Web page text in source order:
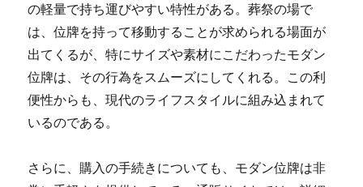
の軽量で持ち運びやすい特性がある。葬祭の場で
は、位牌を持って移動することが求められる場面が
出てくるが、特にサイズや素材にこだわったモダン
位牌は、その行為をスムーズにしてくれる。この利
便性からも、現代のライフスタイルに組み込まれて
いるのである。
さらに、購入の手続きについても、モダン位牌は非